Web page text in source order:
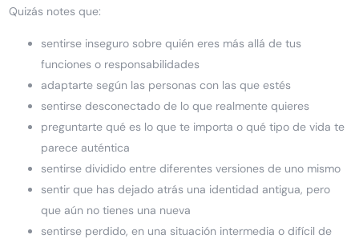
Quizás notes que:
sentirse inseguro sobre quién eres más allá de tus
funciones o responsabilidades
adaptarte según las personas con las que estés
sentirse desconectado de lo que realmente quieres
preguntarte qué es lo que te importa o qué tipo de vida te
parece auténtica
sentirse dividido entre diferentes versiones de uno mismo
sentir que has dejado atrás una identidad antigua, pero
que aún no tienes una nueva
sentirse perdido, en una situación intermedia o difícil de